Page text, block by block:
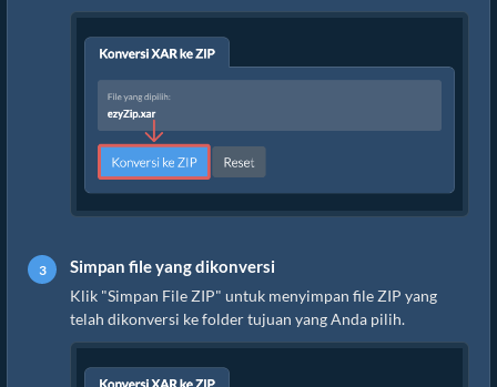
Simpan file yang dikonversi
Klik "Simpan File ZIP" untuk menyimpan file ZIP yang
telah dikonversi ke folder tujuan yang Anda pilih.